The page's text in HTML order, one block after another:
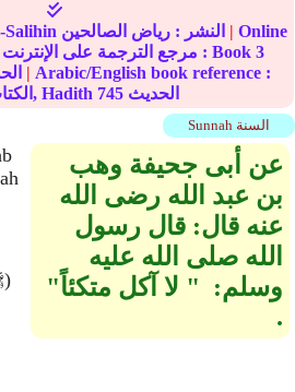
Salihin النشر : رياض الصالحين | Online
translation reference مرجع الترجمة على الإنترنت : Book 3
| Arabic/English book reference :
الكتاب, Hadith 745 الحديث
Sunnah السنة
عن أبى جحيفة وهب
بن عبد الله رضى الله
عنه قال‏:‏ قال رسول
الله صلى الله عليه
وسلم‏:‏ ‏ "‏ لا آكل متكئاً‏"‏
‏.‏